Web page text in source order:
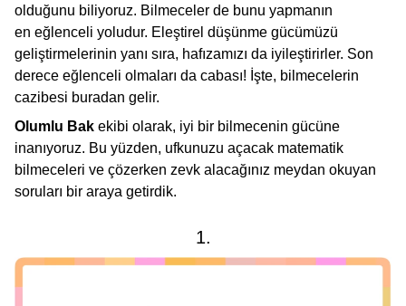
olduğunu biliyoruz. Bilmeceler de bunu yapmanın
en eğlenceli yoludur. Eleştirel düşünme gücümüzü
geliştirmelerinin yanı sıra, hafızamızı da iyileştirirler. Son
derece eğlenceli olmaları da cabası! İşte, bilmecelerin
cazibesi buradan gelir.
Olumlu Bak ekibi olarak, iyi bir bilmecenin gücüne
inanıyoruz. Bu yüzden, ufkunuzu açacak matematik
bilmeceleri ve çözerken zevk alacağınız meydan okuyan
soruları bir araya getirdik.
1.